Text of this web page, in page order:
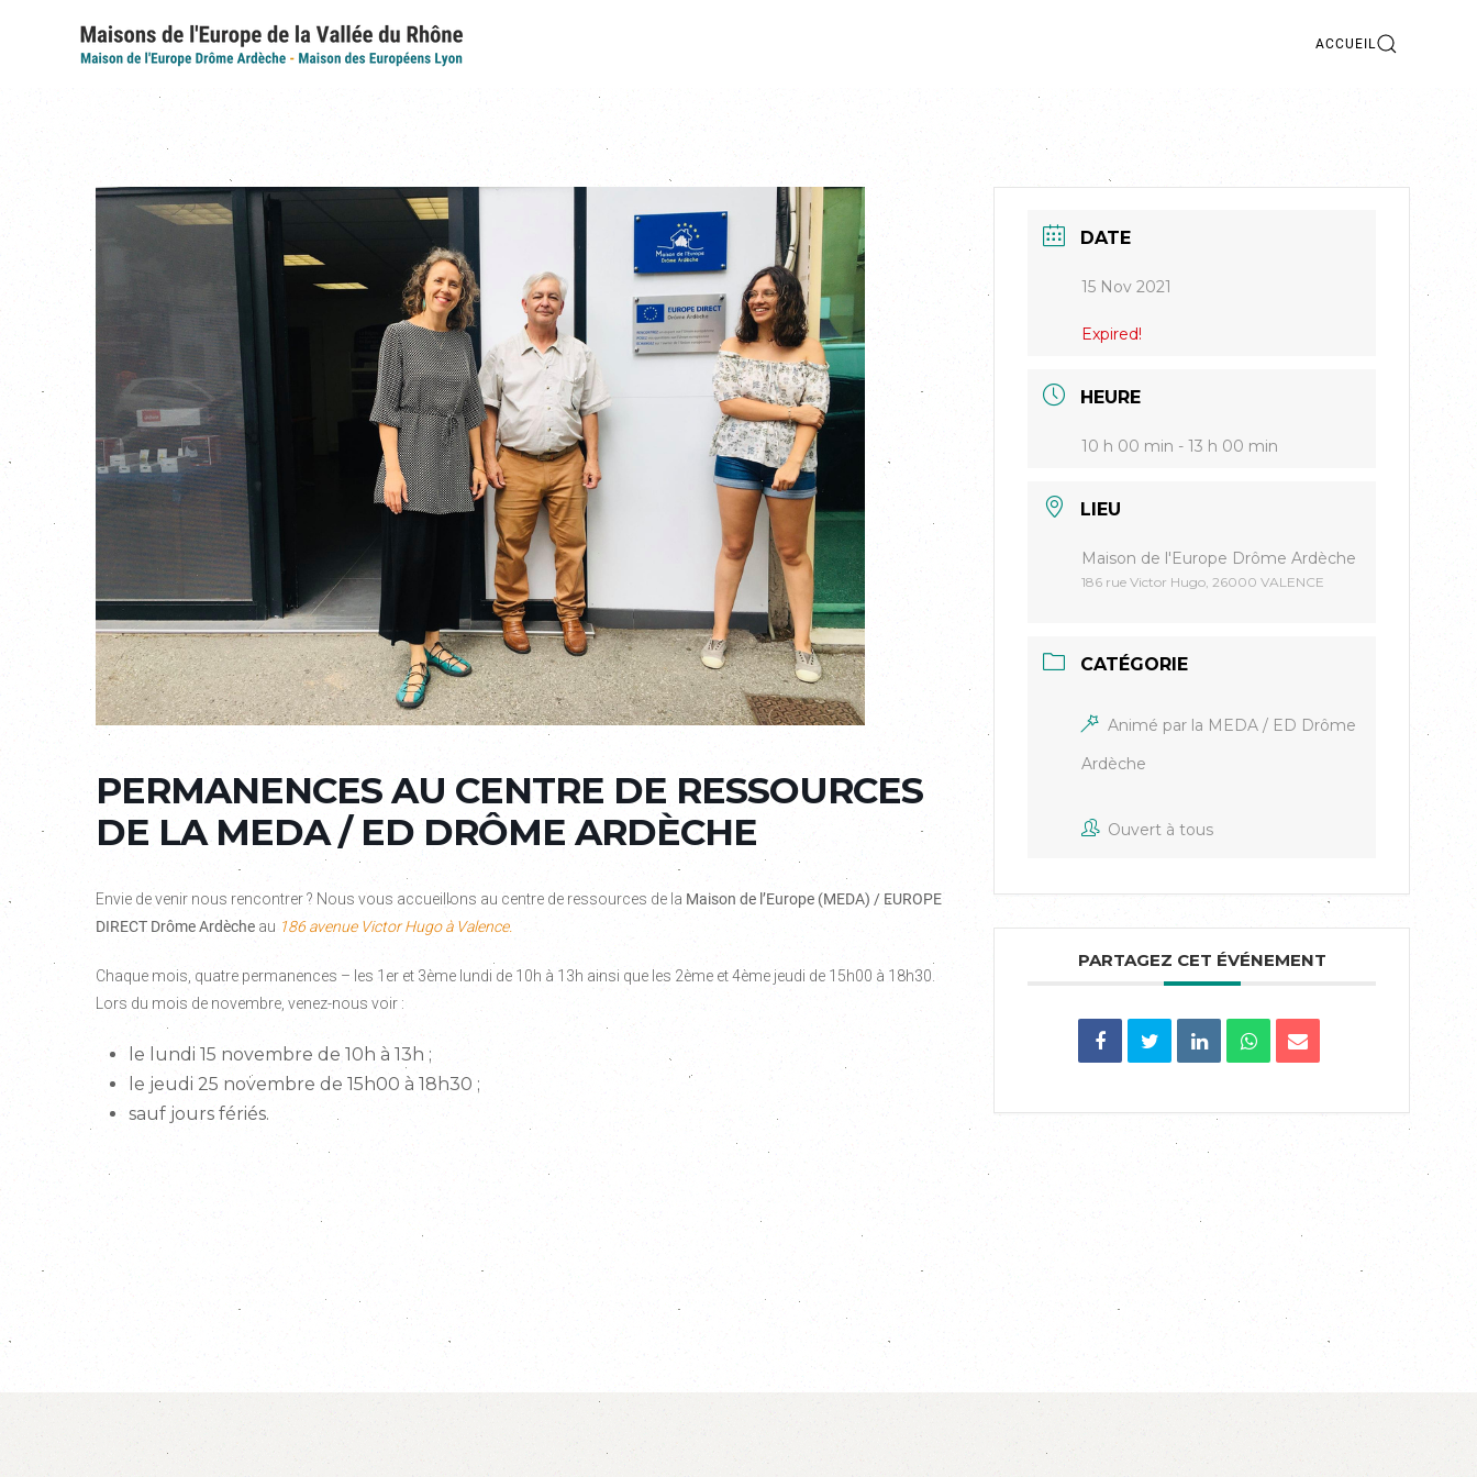
ACCUEIL
PERMANENCES AU CENTRE DE RESSOURCES
DE LA MEDA / ED DRÔME ARDÈCHE
Envie de venir nous rencontrer ? Nous vous accueillons au centre de ressources de la Maison de l’Europe (MEDA) / EUROPE
DIRECT Drôme Ardèche au 186 avenue Victor Hugo à Valence.
Chaque mois, quatre permanences – les 1er et 3ème lundi de 10h à 13h ainsi que les 2ème et 4ème jeudi de 15h00 à 18h30.
Lors du mois de novembre, venez-nous voir :
le lundi 15 novembre de 10h à 13h ;
le jeudi 25 novembre de 15h00 à 18h30 ;
sauf jours fériés.
DATE
15 Nov 2021
Expired!
HEURE
10 h 00 min - 13 h 00 min
LIEU
Maison de l'Europe Drôme Ardèche
186 rue Victor Hugo, 26000 VALENCE
CATÉGORIE
Animé par la MEDA / ED Drôme
Ardèche
Ouvert à tous
PARTAGEZ CET ÉVÉNEMENT